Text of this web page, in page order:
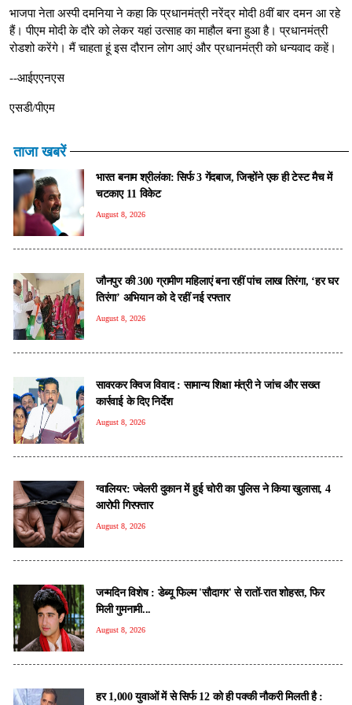
भाजपा नेता अस्पी दमनिया ने कहा कि प्रधानमंत्री नरेंद्र मोदी 8वीं बार दमन आ रहे
हैं। पीएम मोदी के दौरे को लेकर यहां उत्साह का माहौल बना हुआ है। प्रधानमंत्री
रोडशो करेंगे। मैं चाहता हूं इस दौरान लोग आएं और प्रधानमंत्री को धन्यवाद कहें।
--आईएएनएस
एसडी/पीएम
ताजा खबरें
भारत बनाम श्रीलंका: सिर्फ 3 गेंदबाज, जिन्होंने एक ही टेस्ट मैच में
चटकाए 11 विकेट
August 8, 2026
जौनपुर की 300 ग्रामीण महिलाएं बना रहीं पांच लाख तिरंगा, ‘हर घर
तिरंगा’ अभियान को दे रहीं नई रफ्तार
August 8, 2026
सावरकर क्विज विवाद : सामान्य शिक्षा मंत्री ने जांच और सख्त
कार्रवाई के दिए निर्देश
August 8, 2026
ग्वालियर: ज्वेलरी दुकान में हुई चोरी का पुलिस ने किया खुलासा, 4
आरोपी गिरफ्तार
August 8, 2026
जन्मदिन विशेष : डेब्यू फिल्म 'सौदागर' से रातों-रात शोहरत, फिर
मिली गुमनामी...
August 8, 2026
हर 1,000 युवाओं में से सिर्फ 12 को ही पक्की नौकरी मिलती है :